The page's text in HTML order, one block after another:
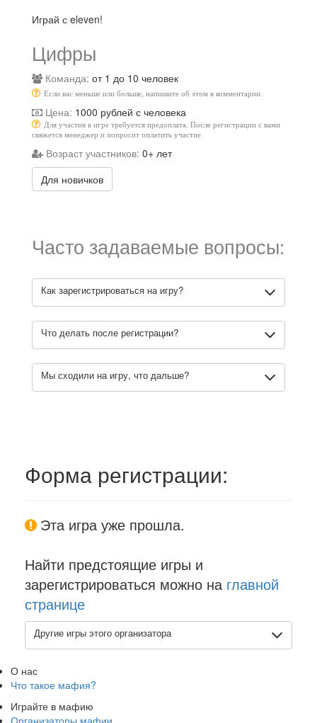
Играй с eleven!
Цифры
Команда: от 1 до 10 человек
Если вас меньше или больше, напишите об этом в комментарии.
Цена: 1000 рублей с человека
Для участия в игре требуется предоплата. После регистрации с вами
свяжется менеджер и попросит оплатить участие
Возраст участников: 0+ лет
Для новичков
Часто задаваемые вопросы:
Как зарегистрироваться на игру?
Что делать после регистрации?
Мы сходили на игру, что дальше?
Форма регистрации:
Эта игра уже прошла.
Найти предстоящие игры и
зарегистрироваться можно на главной
странице
Другие игры этого организатора
О нас
Что такое мафия?
Играйте в мафию
Организаторы мафии